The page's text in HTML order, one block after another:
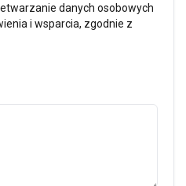
danych osobowych
i wsparcia, zgodnie z